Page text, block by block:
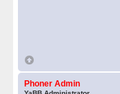
Phoner Admin